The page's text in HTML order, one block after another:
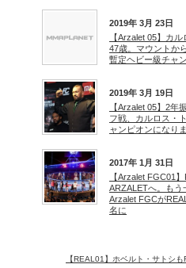
2019年 3月 23日
【Arzalet 05】カル
47歳。マウントか
暫定ヘビー級チャ
2019年 3月 19日
【Arzalet 05】2年
フ戦、カルロス・
ャンピオンになりま
2017年 1月 31日
【Arzalet FGC01
ARZALETへ。もう
Arzalet FGCが
名に
【REAL01】ホベルト・サトシも